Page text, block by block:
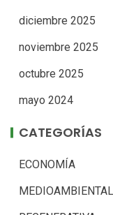
diciembre 2025
noviembre 2025
octubre 2025
mayo 2024
CATEGORÍAS
ECONOMÍA
MEDIOAMBIENTAL